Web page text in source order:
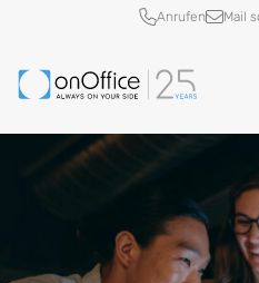
Schnellzugriff
Anrufen Mail